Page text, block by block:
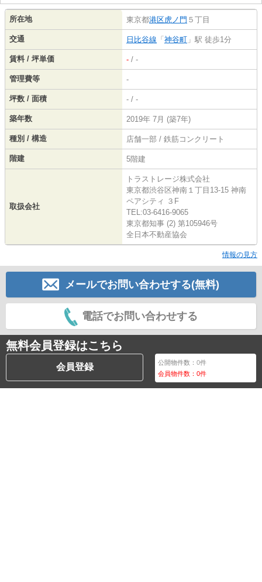
所在地 東京都港区虎ノ門 ５丁目
交通 日比谷線 「 神谷町 」駅 徒歩1分
賃料 / 坪単価 - / -
管理費等 -
坪数 / 面積 - / -
築年数 2019年 7月 (築7年)
種別 / 構造 店舗一部 / 鉄筋コンクリート
階建 5階建
取扱会社
トラストレージ株式会社
東京都渋谷区神南１丁目13-15 神南
ペアシティ ３F
TEL:03-6416-9065
東京都知事 (2) 第105946号
全日本不動産協会
情報の見方
メールでお問い合わせする(無料)
電話でお問い合わせする
無料会員登録はこちら
会員登録 公開物件数：0件
会員物件数：0件